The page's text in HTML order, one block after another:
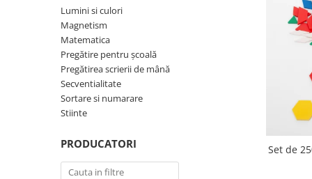
Biciclete si Triciclete
Biciclete VIKING
Biciclete Viking Challange
Lumini si culori
Magnetism
Matematica
Pregătire pentru școală
Pregătirea scrierii de mână
Secventialitate
Sortare si numarare
Stiinte
PRODUCATORI
Set de